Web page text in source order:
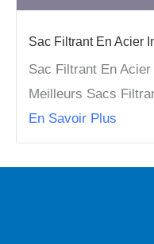
Sac Filtrant En Acier
Sac Filtrant En
Meilleurs Sacs
En Savoir Plus